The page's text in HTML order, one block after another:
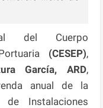
del Cuerpo
(CESEP),
García, ARD,
anual de la
de Instalaciones